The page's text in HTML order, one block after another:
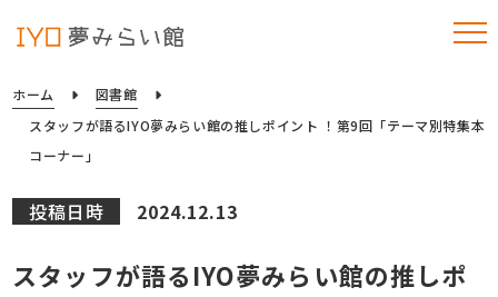
ホーム
図書館
スタッフが語るIYO夢みらい館の推しポイント ！第9回「テーマ別特集本
コーナー」
投稿日時 2024.12.13
スタッフが語るIYO夢みらい館の推しポ